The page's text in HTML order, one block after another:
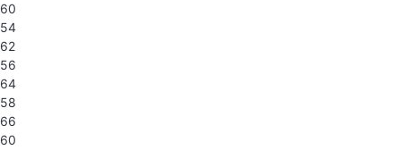
60
54
62
56
64
58
66
60